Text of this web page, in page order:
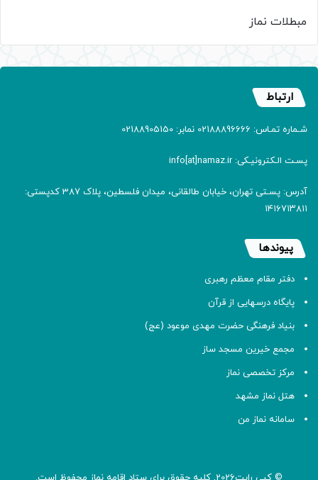
مبطلات نماز
ارتباط
شـماره تمـاس: 02188896666 نمابر: 02188905150
پسـت الـکترونیـکی: info[at]namaz.ir
آدرس: پسـتی تهران، خیابان طالقانی، میدان فلسطین، پلاک 387 کدپستی:
۱۴۱۶۷۱۳۸۱۱
پیوندها
دفتر مقام معظم رهبری
پایگاه درسهایی از قرآن
بنیاد فرهنگی حضرت مهدی موعود (عج)
مجمع خیرین مسجد ساز
مرکز تخصصی نماز
هتل نماز مشهد
سامانه نماز من